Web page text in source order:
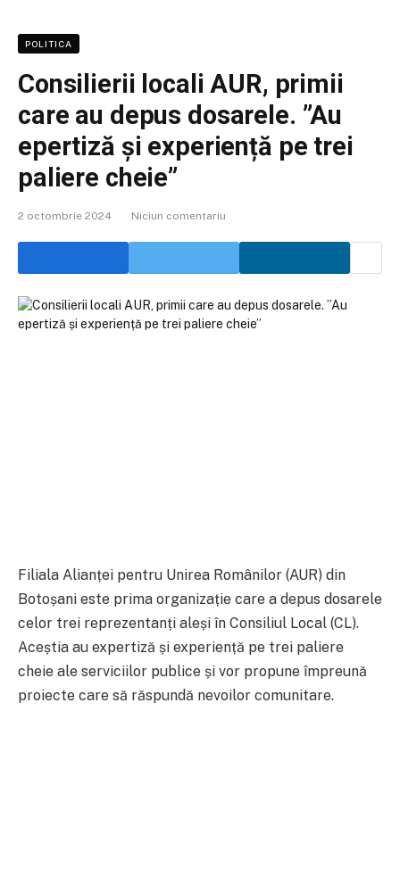
POLITICA
Consilierii locali AUR, primii
care au depus dosarele. ”Au
epertiză și experiență pe trei
paliere cheie”
2 octombrie 2024 Niciun comentariu
Filiala Alianței pentru Unirea Românilor (AUR) din
Botoșani este prima organizație care a depus dosarele
celor trei reprezentanți aleși în Consiliul Local (CL).
Aceștia au expertiză și experiență pe trei paliere
cheie ale serviciilor publice și vor propune împreună
proiecte care să răspundă nevoilor comunitare.